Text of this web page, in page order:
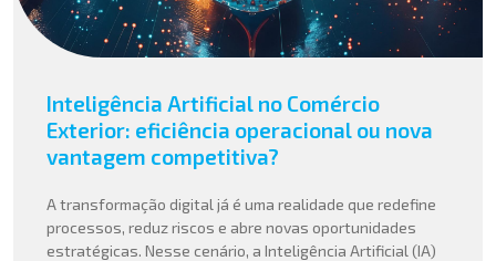
Inteligência Artificial no Comércio
Exterior: eficiência operacional ou nova
vantagem competitiva?
A transformação digital já é uma realidade que redefine
processos, reduz riscos e abre novas oportunidades
estratégicas. Nesse cenário, a Inteligência Artificial (IA)